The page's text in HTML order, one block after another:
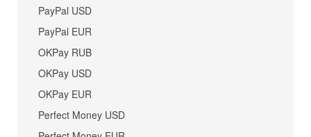
PayPal USD
PayPal EUR
OKPay RUB
OKPay USD
OKPay EUR
Perfect Money USD